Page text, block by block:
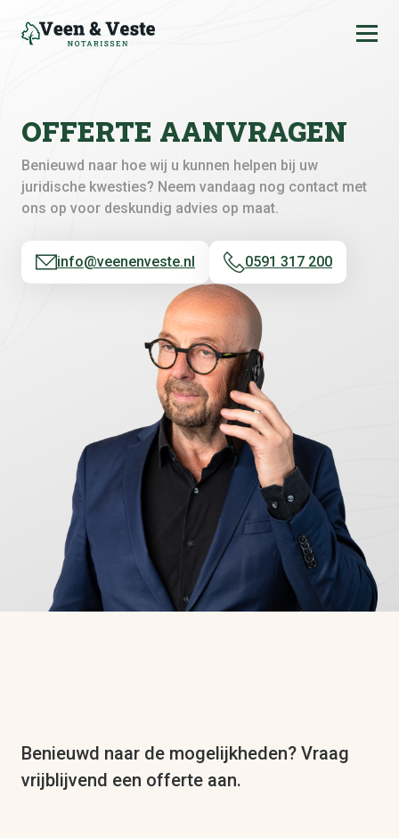
OFFERTE AANVRAGEN
Benieuwd naar hoe wij u kunnen helpen bij uw
juridische kwesties? Neem vandaag nog contact met
ons op voor deskundig advies op maat.
info@veenenveste.nl 0591 317 200
Benieuwd naar de mogelijkheden? Vraag
vrijblijvend een offerte aan.